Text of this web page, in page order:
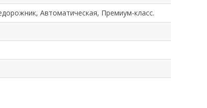
Автоматическая, Премиум-класс.